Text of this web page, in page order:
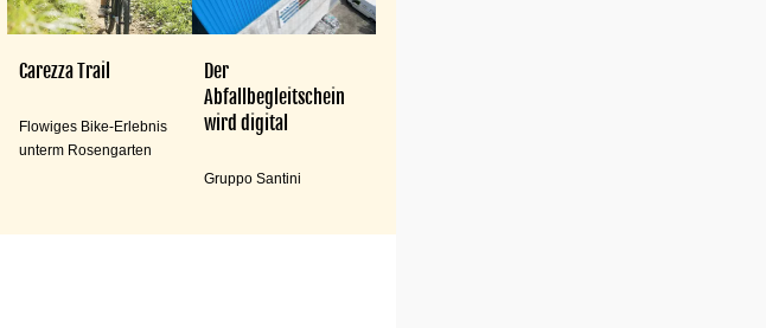
Carezza Trail
Flowiges Bike-Erlebnis
unterm Rosengarten
Der
Abfallbegleitschein
wird digital
Gruppo Santini